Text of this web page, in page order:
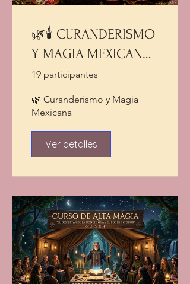
🌿🕯️ CURANDERISMO
Y MAGIA MEXICANA
🕯️🌿
19 participantes
🌿 Curanderismo y Magia
Mexicana
Ver detalles